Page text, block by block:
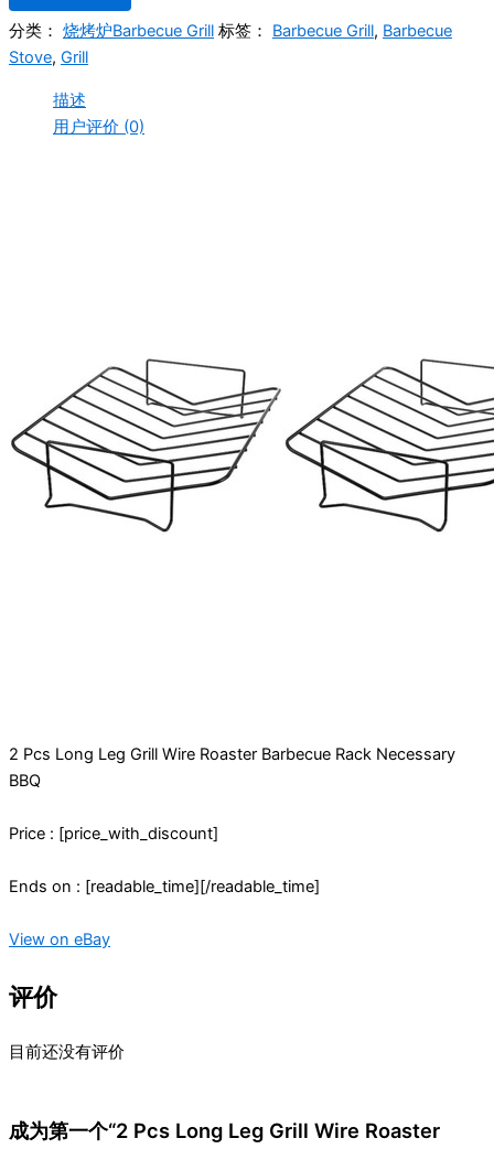
分类： 烧烤炉Barbecue Grill 标签： Barbecue Grill, Barbecue
Stove, Grill
描述
用户评价 (0)
2 Pcs Long Leg Grill Wire Roaster Barbecue Rack Necessary
BBQ
Price : [price_with_discount]
Ends on : [readable_time][/readable_time]
View on eBay
评价
目前还没有评价
成为第一个“2 Pcs Long Leg Grill Wire Roaster